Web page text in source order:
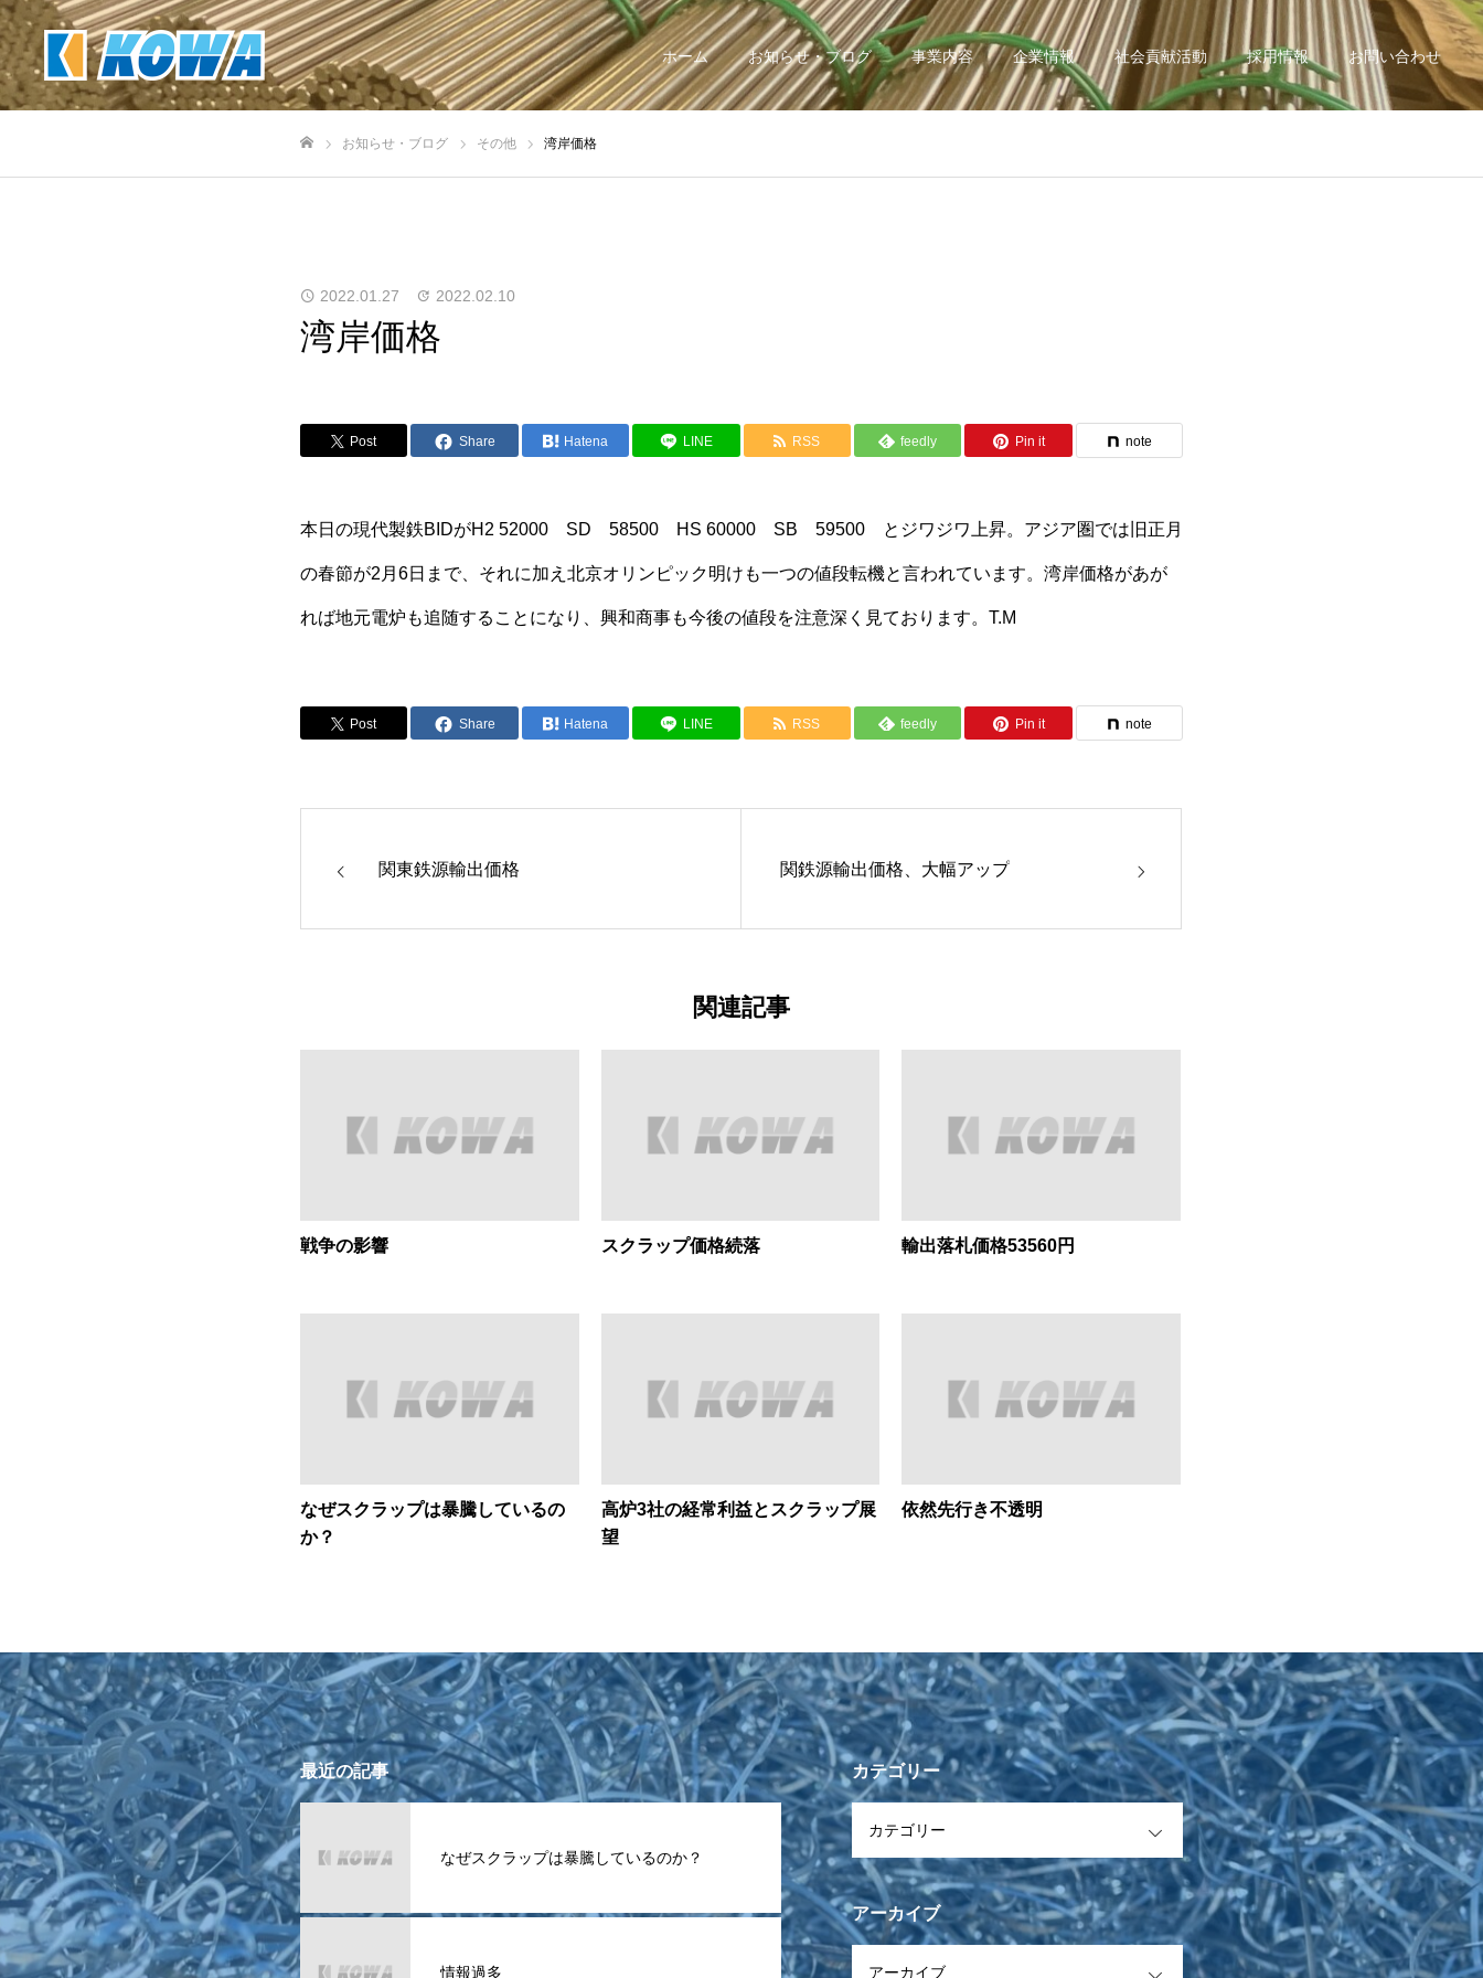
ホーム お知らせ・ブログ 事業内容 企業情報 社会貢献活動 採用情報 お問い合わせ
お知らせ・ブログ その他 湾岸価格
2022.01.27 2022.02.10
湾岸価格
Post Share Hatena LINE RSS feedly Pin it note
本日の現代製鉄BIDがH2 52000 SD 58500 HS 60000 SB 59500 とジワジワ上昇。アジア圏では旧正月
の春節が2月6日まで、それに加え北京オリンピック明けも一つの値段転機と言われています。湾岸価格があが
れば地元電炉も追随することになり、興和商事も今後の値段を注意深く見ております。T.M
Post Share Hatena LINE RSS feedly Pin it note
関東鉄源輸出価格 関鉄源輸出価格、大幅アップ
関連記事
戦争の影響 スクラップ価格続落 輸出落札価格53560円
なぜスクラップは暴騰しているの
か？
高炉3社の経常利益とスクラップ展
望
依然先行き不透明
最近の記事
なぜスクラップは暴騰しているのか？
情報過多
カテゴリー
アーカイブ